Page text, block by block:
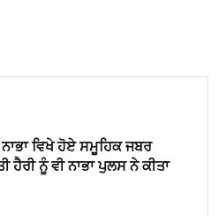
ਵਿਖੇ ਹੋਏ ਸਮੂਹਿਕ ਜਬਰ
ਹੈਰੀ ਨੂੰ ਵੀ ਨਾਭਾ ਪੁਲਸ ਨੇ ਕੀਤਾ